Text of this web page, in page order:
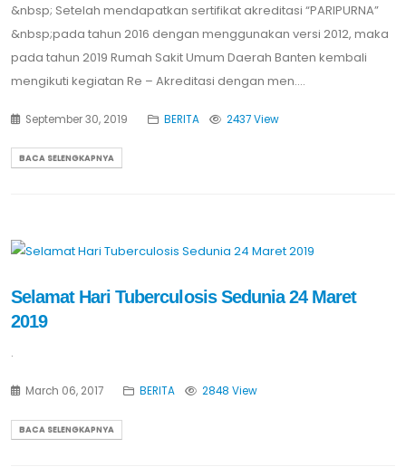
&nbsp; Setelah mendapatkan sertifikat akreditasi “PARIPURNA”
&nbsp;pada tahun 2016 dengan menggunakan versi 2012, maka
pada tahun 2019 Rumah Sakit Umum Daerah Banten kembali
mengikuti kegiatan Re – Akreditasi dengan men....
September 30, 2019 BERITA 2437 View
BACA SELENGKAPNYA
Selamat Hari Tuberculosis Sedunia 24 Maret
2019
.
March 06, 2017 BERITA 2848 View
BACA SELENGKAPNYA